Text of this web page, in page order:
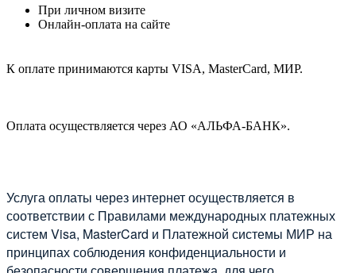
При личном визите
Онлайн-оплата на сайте
К оплате принимаются карты VISA, MasterCard, МИР.
Оплата осуществляется через АО «АЛЬФА-БАНК».
Услуга оплаты через интернет осуществляется в
соответствии с Правилами международных платежных
систем Visa, MasterCard и Платежной системы МИР на
принципах соблюдения конфиденциальности и